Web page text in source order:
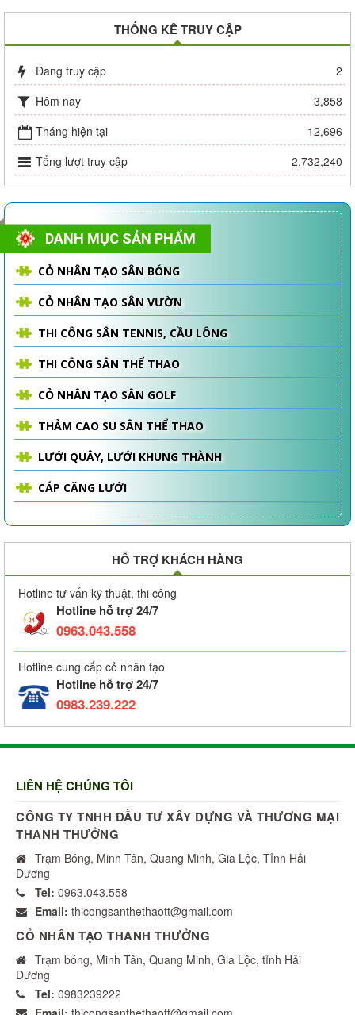
THỐNG KÊ TRUY CẬP
Đang truy cập
2
Hôm nay
3,858
Tháng hiện tại
12,696
Tổng lượt truy cập
2,732,240
DANH MỤC SẢN PHẨM
CỎ NHÂN TẠO SÂN BÓNG
CỎ NHÂN TẠO SÂN VƯỜN
THI CÔNG SÂN TENNIS, CẦU LÔNG
THI CÔNG SÂN THỂ THAO
CỎ NHÂN TẠO SÂN GOLF
THẢM CAO SU SÂN THỂ THAO
LƯỚI QUÂY, LƯỚI KHUNG THÀNH
CÁP CĂNG LƯỚI
HỖ TRỢ KHÁCH HÀNG
Hotline tư vấn kỹ thuật, thi công
Hotline hỗ trợ 24/7
0963.043.558
Hotline cung cấp cỏ nhân tạo
Hotline hỗ trợ 24/7
0983.239.222
LIÊN HỆ CHÚNG TÔI
CÔNG TY TNHH ĐẦU TƯ XÂY DỰNG VÀ THƯƠNG MẠI
THANH THƯỞNG
Trạm Bóng, Minh Tân, Quang Minh, Gia Lộc, Tỉnh Hải
Dương
Tel: 0963.043.558
Email: thicongsanthethaott@gmail.com
CỎ NHÂN TẠO THANH THƯỞNG
Trạm bóng, Minh Tân, Quang Minh, Gia Lộc, tỉnh Hải
Dương
Tel: 0983239222